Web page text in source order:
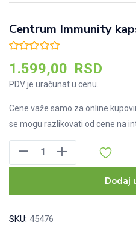
Centrum Immunity
1.599,00 RSD
PDV je uračunat u cenu.
Cene važe samo za online
se mogu razlikovati od cene na
Centrum
Immunity
30kom
Dodaj
SKU: 45476